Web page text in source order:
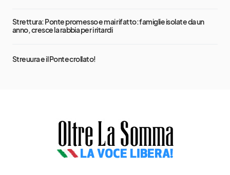
Strettura: Ponte promesso e mai rifatto: famiglie isolate da un
anno, cresce la rabbia per i ritardi
Streuura e il Ponte crollato!